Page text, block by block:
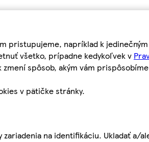
pristupujeme, napríklad k
všetko, prípadne kedykoľvek v
spôsob, akým vám
v pätičke stránky.
na identifikáciu. Ukladať a/